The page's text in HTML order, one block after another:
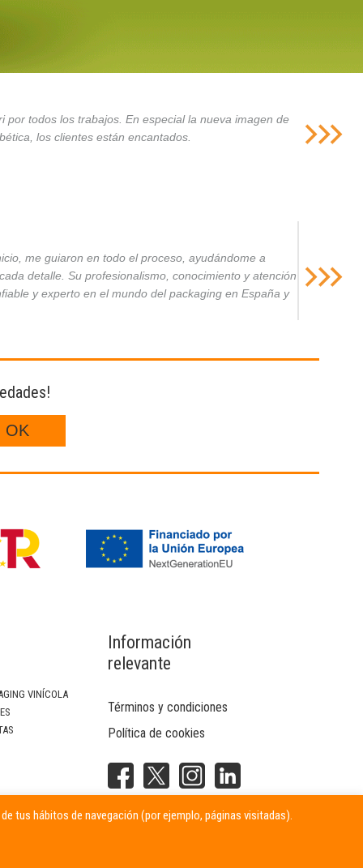
por todos los trabajos. En especial la nueva imagen de
los clientes están encantados.
me guiaron en todo el proceso, ayudándome a
detalle. Su profesionalismo, conocimiento y atención
y experto en el mundo del packaging en España y
VINÍCOLA
Información
relevante
Términos y condiciones
Política de cookies
tus hábitos de navegación (por ejemplo, páginas visitadas).